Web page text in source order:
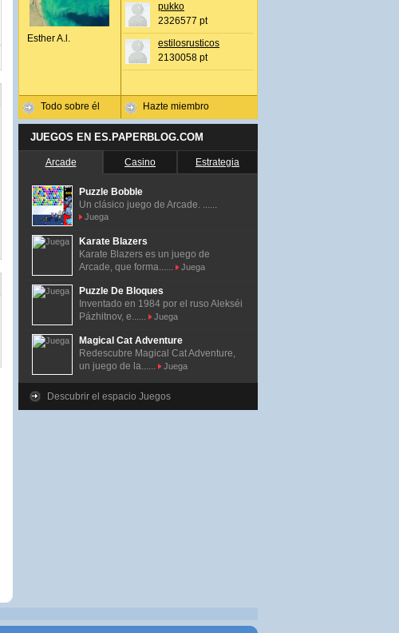
Esther A.l.
Todo sobre él
pukko
2326577 pt
estilosrusticos
2130058 pt
Hazte miembro
JUEGOS EN ES.PAPERBLOG.COM
Arcade Casino Estrategia
Puzzle Bobble
Un clásico juego de Arcade. ......
Juega
Karate Blazers
Karate Blazers es un juego de
Arcade, que forma......
Juega
Puzzle De Bloques
Inventado en 1984 por el ruso Alekséi
Pázhitnov, e......
Juega
Magical Cat Adventure
Redescubre Magical Cat Adventure,
un juego de la......
Juega
Descubrir el espacio Juegos